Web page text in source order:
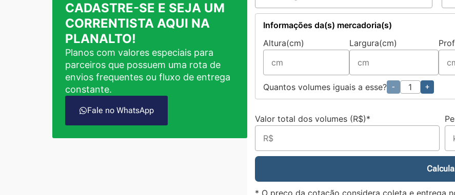
CADASTRE-SE E SEJA UM
CORRENTISTA AQUI NA
PLANALTO!
Planos com valores especiais para
parceiros que possuem uma rota de
envios frequentes ou fluxo de entrega
constante.
Fale no WhatsApp
Informações da(s) mercadoria(s)
Altura(cm)
Largura(cm)
Quantos volumes iguais a esse? - +
Valor total dos volumes (R$)*
* O preço da cotação considera coleta e entrega